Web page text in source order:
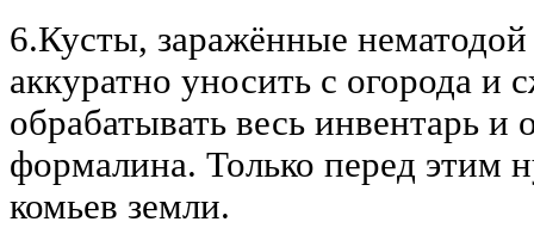
6.Кусты, заражённые
аккуратно уносить с огорода и
обрабатывать весь инвентарь и
формалина. Только перед этим
комьев земли.